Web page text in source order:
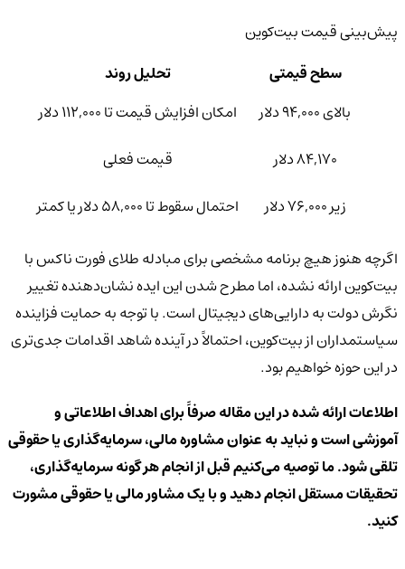
پیش‌بینی قیمت بیت‌کوین
سطح قیمتی
تحلیل روند
بالای 94,000 دلار
امکان افزایش قیمت تا 112,000 دلار
84,170 دلار
قیمت فعلی
زیر 76,000 دلار
احتمال سقوط تا 58,000 دلار یا کمتر
اگرچه هنوز هیچ برنامه مشخصی برای مبادله طلای فورت ناکس با
بیت‌کوین ارائه نشده، اما مطرح شدن این ایده نشان‌دهنده تغییر
نگرش دولت به دارایی‌های دیجیتال است. با توجه به حمایت فزاینده
سیاستمداران از بیت‌کوین، احتمالاً در آینده شاهد اقدامات جدی‌تری
در این حوزه خواهیم بود.
اطلاعات ارائه شده در این مقاله صرفاً برای اهداف اطلاعاتی و
آموزشی است و نباید به عنوان مشاوره مالی، سرمایه‌گذاری یا حقوقی
تلقی شود. ما توصیه می‌کنیم قبل از انجام هر گونه سرمایه‌گذاری،
تحقیقات مستقل انجام دهید و با یک مشاور مالی یا حقوقی مشورت
کنید.